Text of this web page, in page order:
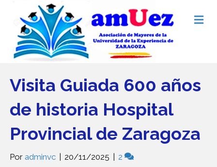
Visita Guiada 600 años
de historia Hospital
Provincial de Zaragoza
Por adminvc 20/11/2025 2